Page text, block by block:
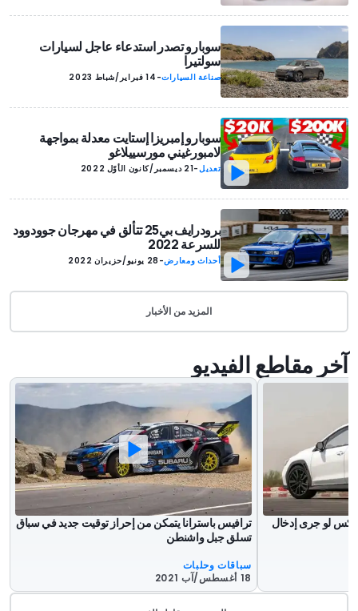
سوبارو تصدر استدعاء عاجل لسيارات
سولتيرا
صناعة السيارات- 14 فبراير/شباط 2023
سوبارو إمبريزا إستايت معدلة بمواجهة
لامبورغيني مورسييلاغو
تعديل-21 ديسمبر/كانون الأوّل 2022
برودرايف بي25 تتألق في مهرجان جوودوود
للسرعة 2022
أحداث ومعارض- 28 يونيو/حزيران 2022
المزيد من الأخبار
آخر مقاطع الفيديو
اكس لو جرى إدخال
ترافيس باسترانا يتمكن من إحراز توقيت جديد في سباق
تسلق جبل واشنطن
سباقات وحلبات
18 أغسطس/آب 2021